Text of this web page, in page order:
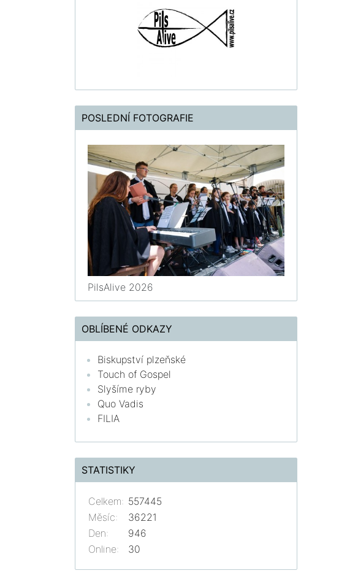
POSLEDNÍ FOTOGRAFIE
PilsAlive 2026
OBLÍBENÉ ODKAZY
Biskupství plzeňské
Touch of Gospel
Slyšíme ryby
Quo Vadis
FILIA
STATISTIKY
Online: 30
Celkem: 557445
Měsíc:
36221
Den:
946